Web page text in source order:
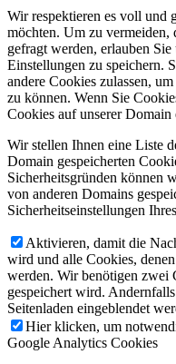
Wir respektieren es voll und
möchten. Um zu vermeiden,
gefragt werden, erlauben
Einstellungen zu speichern.
andere Cookies zulassen,
zu können. Wenn Sie
Cookies auf unserer Domain
Wir stellen Ihnen eine Liste
Domain gespeicherten
Sicherheitsgründen können
von anderen Domains
Sicherheitseinstellungen
Aktivieren, damit die
wird und alle Cookies,
werden. Wir benötigen zwei
gespeichert wird.
Seitenladen eingeblendet
Hier klicken, um
Google Analytics Cookies